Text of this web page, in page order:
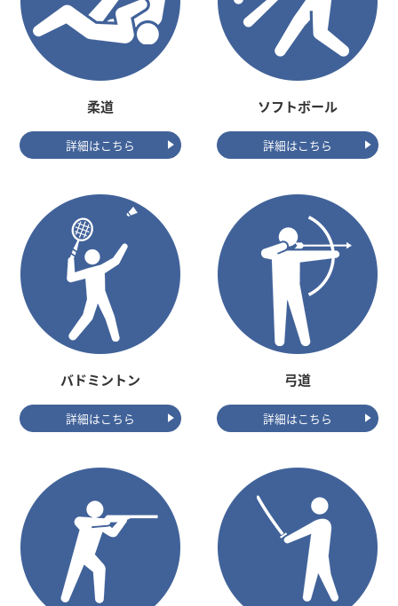
柔道
詳細はこちら
ソフトボール
詳細はこちら
バドミントン
詳細はこちら
弓道
詳細はこちら